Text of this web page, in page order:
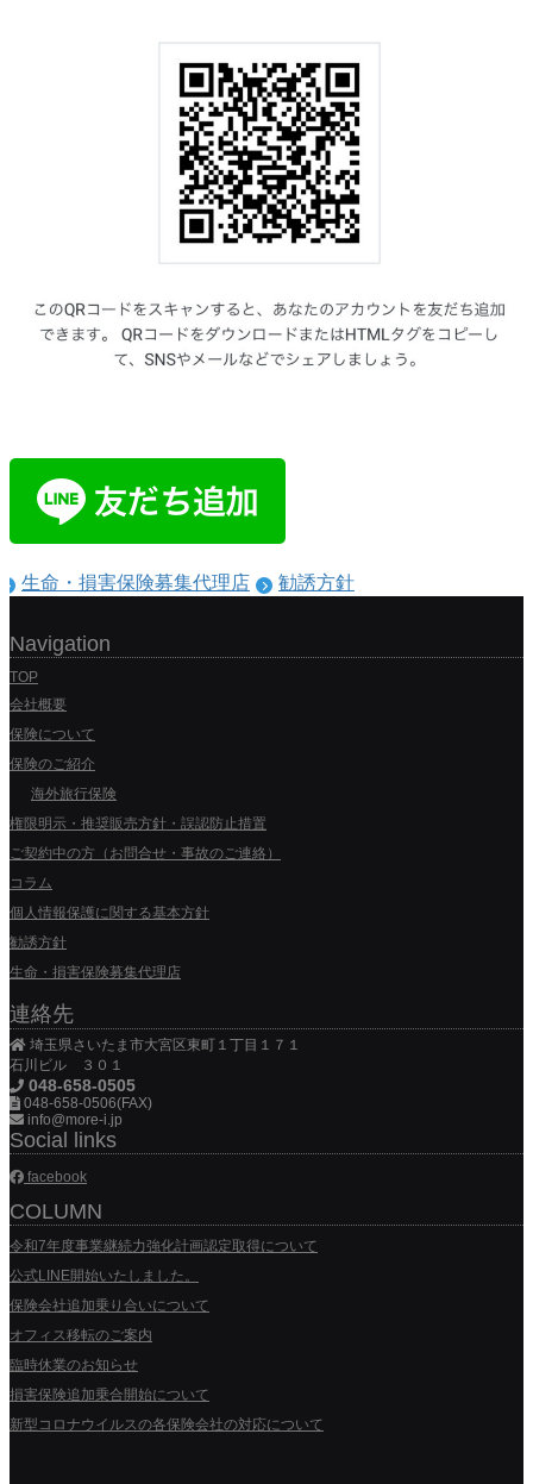
生命・損害保険募集代理店 勧誘方針
Navigation
TOP
会社概要
保険について
保険のご紹介
海外旅行保険
権限明示・推奨販売方針・誤認防止措置
ご契約中の方（お問合せ・事故のご連絡）
コラム
個人情報保護に関する基本方針
勧誘方針
生命・損害保険募集代理店
連絡先
埼玉県さいたま市大宮区東町１丁目１７１
石川ビル ３０１
048-658-0505
048-658-0506(FAX)
info@more-i.jp
Social links
facebook
COLUMN
令和7年度事業継続力強化計画認定取得について
公式LINE開始いたしました。
保険会社追加乗り合いについて
オフィス移転のご案内
臨時休業のお知らせ
損害保険追加乗合開始について
新型コロナウイルスの各保険会社の対応について